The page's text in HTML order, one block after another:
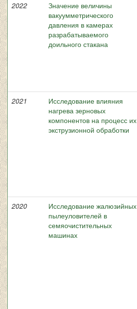
2022
Значение величины
вакуумметрического
давления в камерах
разрабатываемого
доильного стакана
2021
Исследование влияния
нагрева зерновых
компонентов на процесс их
экструзионной обработки
2020
Исследование жалюзийных
пылеуловителей в
семяочистительных
машинах